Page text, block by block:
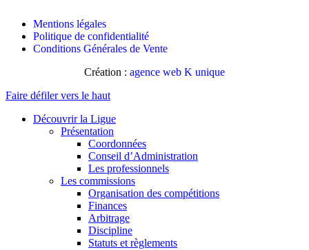
Mentions légales
Politique de confidentialité
Conditions Générales de Vente
Création : agence web K unique
Faire défiler vers le haut
Découvrir la Ligue
Présentation
Coordonnées
Conseil d’Administration
Les professionnels
Les commissions
Organisation des compétitions
Finances
Arbitrage
Discipline
Statuts et règlements